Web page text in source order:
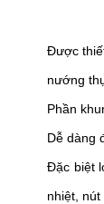
Được
nướng
Phần
Dễ dàng
Đặc biệt
nhiệt,